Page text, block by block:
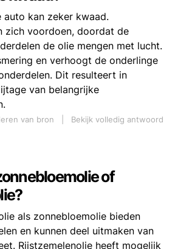
auto kan zeker kwaad.
zich voordoen, doordat de
de olie mengen met lucht.
en verhoogt de onderlinge
Dit resulteert in
van belangrijke
van bron
Bekijk volledig antwoord
of
als zonnebloemolie bieden
en kunnen deel uitmaken van
Rijstzemelenolie heeft mogelijk